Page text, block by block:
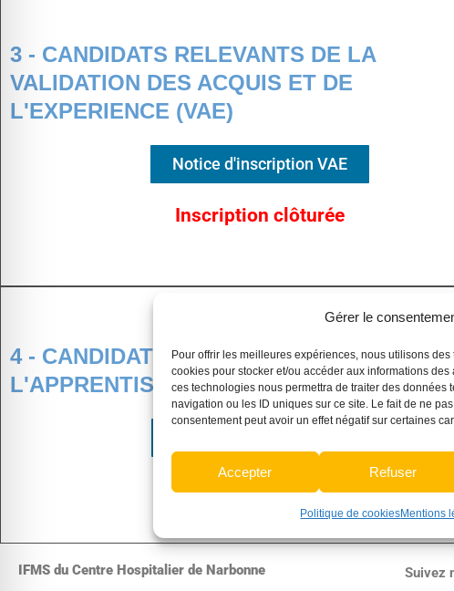
Gérer le
Pour offrir les meilleures expériences, nous utilisons
cookies pour stocker et/ou accéder aux informations
ces technologies nous permettra de traiter des données
navigation ou les ID uniques sur ce site. Le fait de ne
consentement peut avoir un effet négatif sur certaines
Accepter Refuser
Politique de cookiesMentions
3 - CANDIDATS RELEVANTS DE LA
VALIDATION DES ACQUIS ET DE
L'EXPERIENCE (VAE)
Notice d'inscription VAE
Inscription clôturée
4 - CANDIDATS RELEVANTS DE LA
L'APPRENTISSAGE
Inscription clôturée
IFMS du Centre Hospitalier de Narbonne Suivez